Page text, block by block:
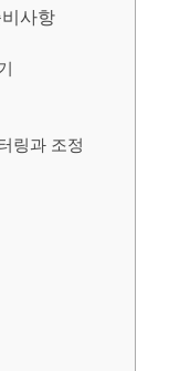
사항
링과 조정